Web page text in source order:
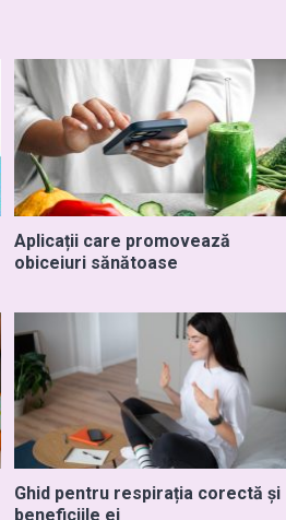
Aplicații care promovează
obiceiuri sănătoase
Ghid pentru respirația corectă și
beneficiile ei